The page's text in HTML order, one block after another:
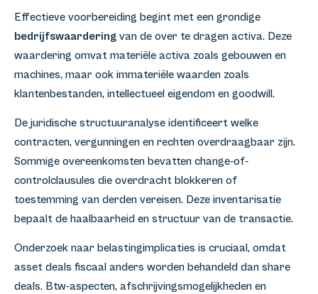
Effectieve voorbereiding begint met een grondige
bedrijfswaardering van de over te dragen activa. Deze
waardering omvat materiële activa zoals gebouwen en
machines, maar ook immateriële waarden zoals
klantenbestanden, intellectueel eigendom en goodwill.
De juridische structuuranalyse identificeert welke
contracten, vergunningen en rechten overdraagbaar zijn.
Sommige overeenkomsten bevatten change-of-
controlclausules die overdracht blokkeren of
toestemming van derden vereisen. Deze inventarisatie
bepaalt de haalbaarheid en structuur van de transactie.
Onderzoek naar belastingimplicaties is cruciaal, omdat
asset deals fiscaal anders worden behandeld dan share
deals. Btw-aspecten, afschrijvingsmogelijkheden en